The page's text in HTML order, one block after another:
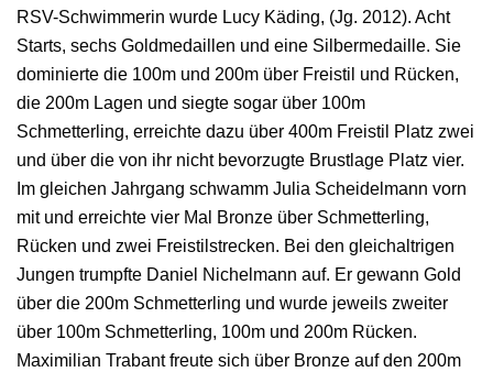
RSV-Schwimmerin wurde Lucy Käding, (Jg. 2012). Acht
Starts, sechs Goldmedaillen und eine Silbermedaille. Sie
dominierte die 100m und 200m über Freistil und Rücken,
die 200m Lagen und siegte sogar über 100m
Schmetterling, erreichte dazu über 400m Freistil Platz zwei
und über die von ihr nicht bevorzugte Brustlage Platz vier.
Im gleichen Jahrgang schwamm Julia Scheidelmann vorn
mit und erreichte vier Mal Bronze über Schmetterling,
Rücken und zwei Freistilstrecken. Bei den gleichaltrigen
Jungen trumpfte Daniel Nichelmann auf. Er gewann Gold
über die 200m Schmetterling und wurde jeweils zweiter
über 100m Schmetterling, 100m und 200m Rücken.
Maximilian Trabant freute sich über Bronze auf den 200m